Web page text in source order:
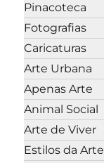
Pinacoteca
Fotografias
Caricaturas
Arte Urbana
Apenas Arte
Animal Social
Arte de Viver
Estilos da Arte